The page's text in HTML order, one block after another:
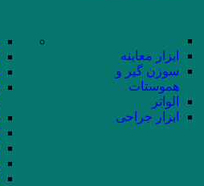
ابزار معاینه
سوزن گیر و
هموستات
الواتر
ابزار جراحی